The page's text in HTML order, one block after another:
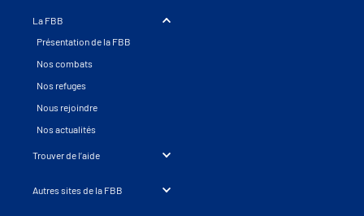
La FBB
Présentation de la FBB
Nos combats
Nos refuges
Nous rejoindre
Nos actualités
Trouver de l’aide
Autres sites de la FBB